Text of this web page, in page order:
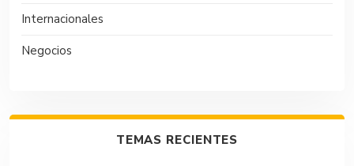
Internacionales
Negocios
TEMAS RECIENTES